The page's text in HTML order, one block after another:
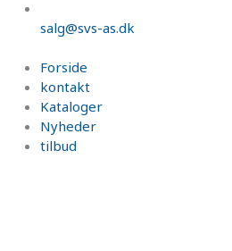
salg@svs-as.dk
Forside
kontakt
Kataloger
Nyheder
tilbud